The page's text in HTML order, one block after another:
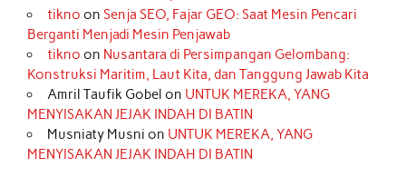
o
k
r
a
m
k
r
e
s
t
d
I
n
r
e
tikno on Senja SEO, Fajar GEO: Saat Mesin Pencari
Berganti Menjadi Mesin Penjawab
tikno on Nusantara di Persimpangan Gelombang:
Konstruksi Maritim, Laut Kita, dan Tanggung Jawab Kita
Amril Taufik Gobel on UNTUK MEREKA, YANG
MENYISAKAN JEJAK INDAH DI BATIN
Musniaty Musni on UNTUK MEREKA, YANG
MENYISAKAN JEJAK INDAH DI BATIN